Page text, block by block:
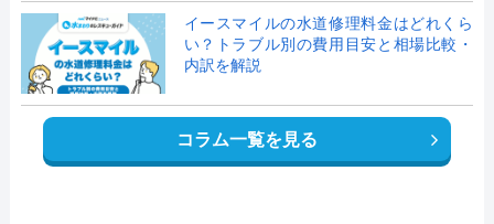
イースマイルの水道修理料金はどれくら
い？トラブル別の費用目安と相場比較・
内訳を解説
コラム一覧を見る